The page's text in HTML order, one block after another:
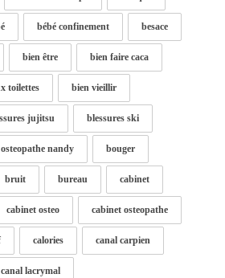
bébé confinement besace
bien être bien faire caca
toilettes bien vieillir
jujitsu blessures ski
nandy bouger
bruit bureau cabinet
cabinet osteo cabinet osteopathe
calories canal carpien
canal lacrymal